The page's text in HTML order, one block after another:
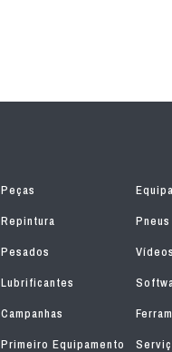
Peças
Repintura
Pneus
Pesados
Vídeos
Lubrificantes
Campanhas
Primeiro Equipamento